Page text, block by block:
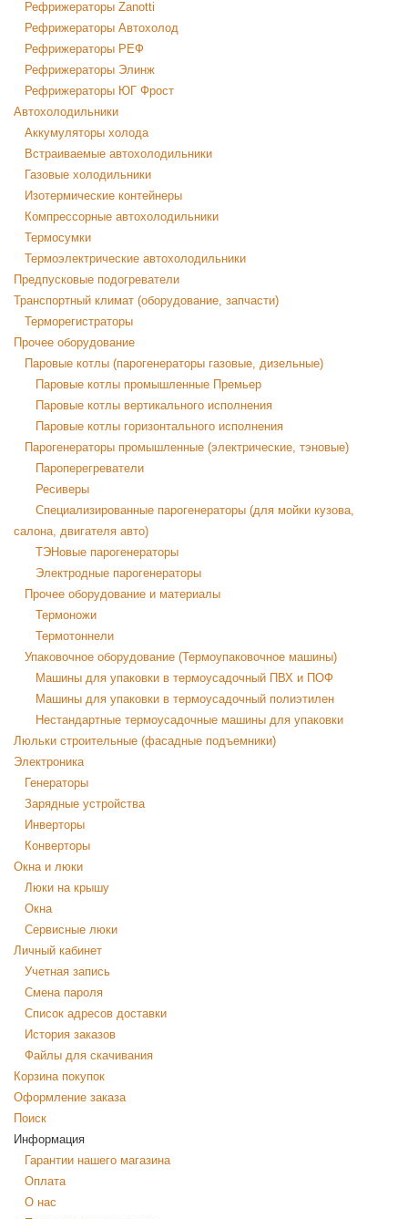
Рефрижераторы Zanotti
Рефрижераторы Автохолод
Рефрижераторы РЕФ
Рефрижераторы Элинж
Рефрижераторы ЮГ Фрост
Автохолодильники
Аккумуляторы холода
Встраиваемые автохолодильники
Газовые холодильники
Изотермические контейнеры
Компрессорные автохолодильники
Термосумки
Термоэлектрические автохолодильники
Предпусковые подогреватели
Транспортный климат (оборудование, запчасти)
Терморегистраторы
Прочее оборудование
Паровые котлы (парогенераторы газовые, дизельные)
Паровые котлы промышленные Премьер
Паровые котлы вертикального исполнения
Паровые котлы горизонтального исполнения
Парогенераторы промышленные (электрические, тэновые)
Пароперегреватели
Ресиверы
Специализированные парогенераторы (для мойки кузова,
салона, двигателя авто)
ТЭНовые парогенераторы
Электродные парогенераторы
Прочее оборудование и материалы
Термоножи
Термотоннели
Упаковочное оборудование (Термоупаковочное машины)
Машины для упаковки в термоусадочный ПВХ и ПОФ
Машины для упаковки в термоусадочный полиэтилен
Нестандартные термоусадочные машины для упаковки
Люльки строительные (фасадные подъемники)
Электроника
Генераторы
Зарядные устройства
Инверторы
Конверторы
Окна и люки
Люки на крышу
Окна
Сервисные люки
Личный кабинет
Учетная запись
Смена пароля
Список адресов доставки
История заказов
Файлы для скачивания
Корзина покупок
Оформление заказа
Поиск
Информация
Гарантии нашего магазина
Оплата
О нас